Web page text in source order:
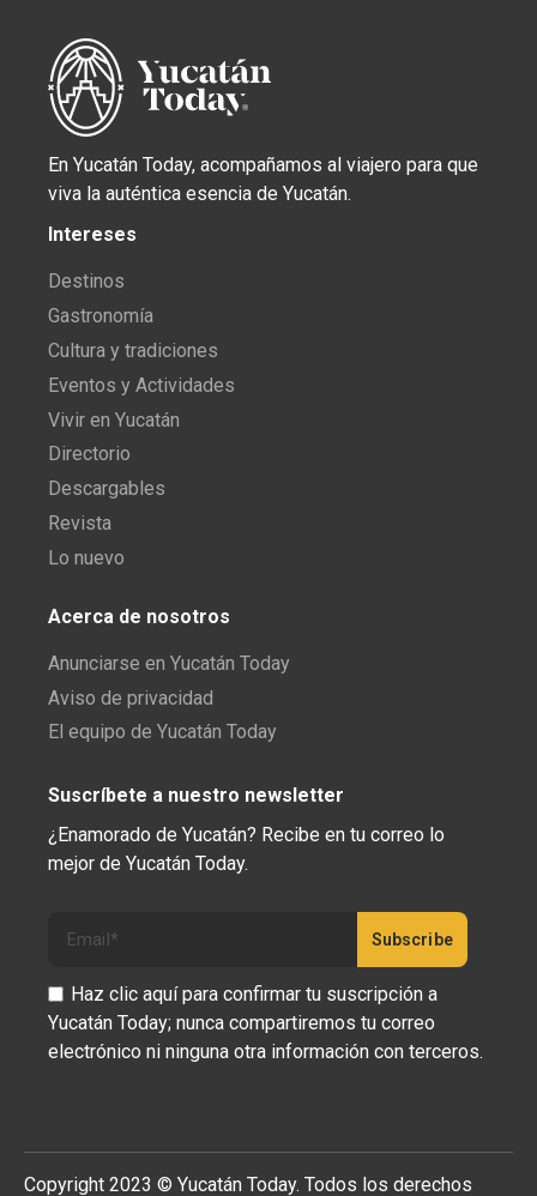
En Yucatán Today, acompañamos al viajero para que
viva la auténtica esencia de Yucatán.
Intereses
Destinos
Gastronomía
Cultura y tradiciones
Eventos y Actividades
Vivir en Yucatán
Directorio
Descargables
Revista
Lo nuevo
Acerca de nosotros
Anunciarse en Yucatán Today
Aviso de privacidad
El equipo de Yucatán Today
Suscríbete a nuestro newsletter
¿Enamorado de Yucatán? Recibe en tu correo lo
mejor de Yucatán Today.
Haz clic aquí para confirmar tu suscripción a
Yucatán Today; nunca compartiremos tu correo
electrónico ni ninguna otra información con terceros.
Copyright 2023 © Yucatán Today. Todos los derechos